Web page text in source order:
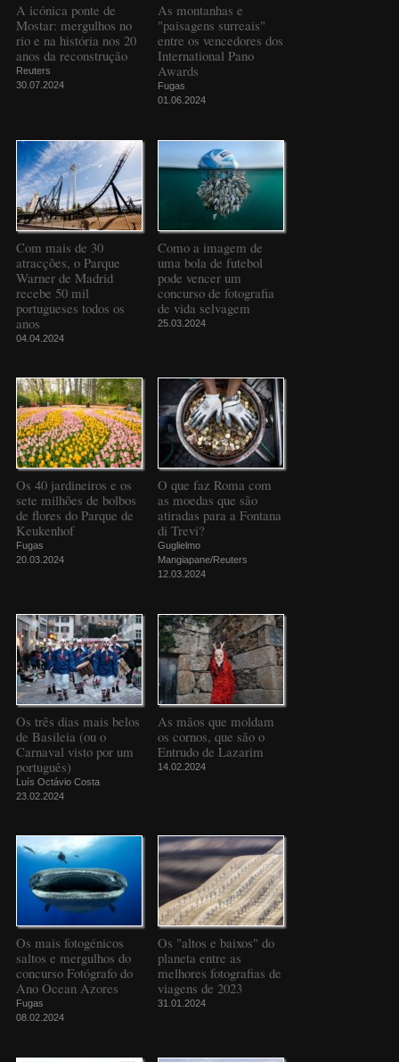
A icónica ponte de
Mostar: mergulhos no
rio e na história nos 20
anos da reconstrução
Reuters
30.07.2024
As montanhas e
"paisagens surreais"
entre os vencedores dos
International Pano
Awards
Fugas
01.06.2024
Com mais de 30
atracções, o Parque
Warner de Madrid
recebe 50 mil
portugueses todos os
anos
04.04.2024
Como a imagem de
uma bola de futebol
pode vencer um
concurso de fotografia
de vida selvagem
25.03.2024
Os 40 jardineiros e os
sete milhões de bolbos
de flores do Parque de
Keukenhof
Fugas
20.03.2024
O que faz Roma com
as moedas que são
atiradas para a Fontana
di Trevi?
Guglielmo
Mangiapane/Reuters
12.03.2024
Os três dias mais belos
de Basileia (ou o
Carnaval visto por um
português)
Luís Octávio Costa
23.02.2024
As mãos que moldam
os cornos, que são o
Entrudo de Lazarim
14.02.2024
Os mais fotogénicos
saltos e mergulhos do
concurso Fotógrafo do
Ano Ocean Azores
Fugas
08.02.2024
Os "altos e baixos" do
planeta entre as
melhores fotografias de
viagens de 2023
31.01.2024